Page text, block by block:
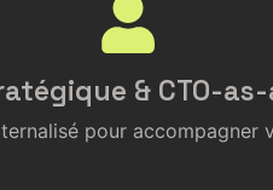
& CTO-
pour accompagner